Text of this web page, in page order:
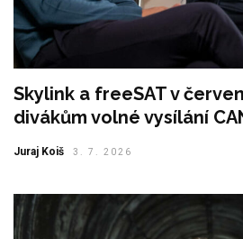
Skylink a freeSAT v
divákům volné vysílání
Juraj Koiš 3. 7. 2026